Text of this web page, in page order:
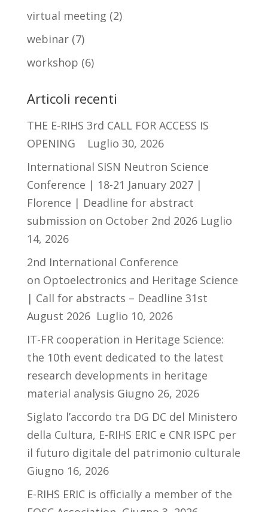
virtual meeting (2)
webinar(7)
workshop (6)
Articoli recenti
THE E-RIHS 3rd CALL FOR ACCESS IS
OPENING
Luglio 30, 2026
International SISN Neutron Science
Conference | 18-21 January 2027 |
Florence | Deadline for abstract
submission on October 2nd 2026 Luglio
14, 2026
2nd International Conference
on Optoelectronics and Heritage Science
| Call for abstracts – Deadline 31st
August 2026 Luglio 10, 2026
IT-FR cooperation in Heritage Science:
the 10th event dedicated to the latest
research developments in heritage
material analysis Giugno 26, 2026
Siglato l’accordo tra DG DC del Ministero
della Cultura, E-RIHS ERIC e CNR ISPC per
il futuro digitale del patrimonio culturale
Giugno 16, 2026
E-RIHS ERIC is officially a member of the